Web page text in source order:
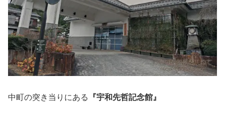
中町の突き当りにある 『宇和先哲記念館』